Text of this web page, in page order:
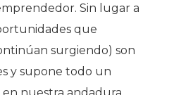
Sin lugar a
que
surgiendo) son
y supone todo un